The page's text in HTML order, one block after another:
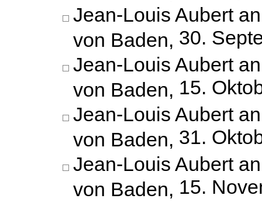
Jean-Louis Aubert
von Baden, 30.
Jean-Louis Aubert
von Baden, 15.
Jean-Louis Aubert
von Baden, 31.
Jean-Louis Aubert
von Baden, 15.